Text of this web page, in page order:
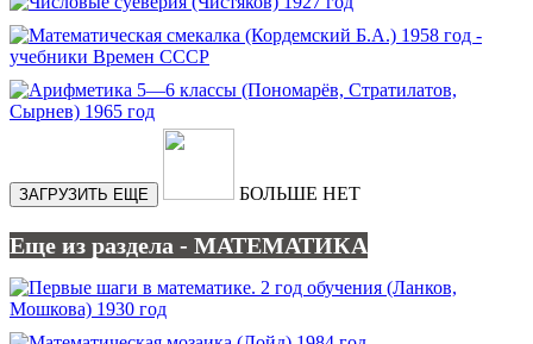
ЗАГРУЗИТЬ ЕЩЕ БОЛЬШЕ НЕТ
Еще из раздела - МАТЕМАТИКА